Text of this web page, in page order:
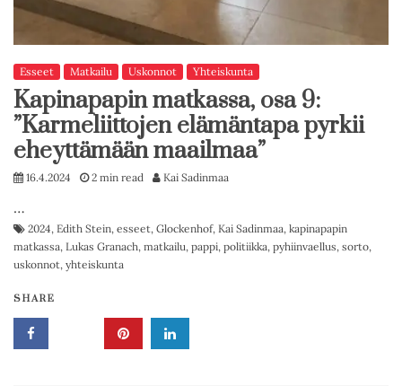
Esseet Matkailu Uskonnot Yhteiskunta
Kapinapapin matkassa, osa 9:
”Karmeliittojen elämäntapa pyrkii
eheyttämään maailmaa”
16.4.2024 2 min read Kai Sadinmaa
…
2024, Edith Stein, esseet, Glockenhof, Kai Sadinmaa, kapinapapin
matkassa, Lukas Granach, matkailu, pappi, politiikka, pyhiinvaellus, sorto,
uskonnot, yhteiskunta
SHARE